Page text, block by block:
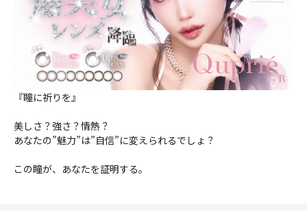
『瞳に祈りを』
美しさ？強さ？情熱？
あなたの”魅力”は”自信”に変えられるでしょ？
この瞳が、あなたを証明する。